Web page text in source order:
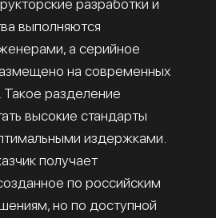
разработки и
выполняются
а серийное
на современных
Такое разделение
высокие стандарты
издержками.
получает
по российским
но по доступной